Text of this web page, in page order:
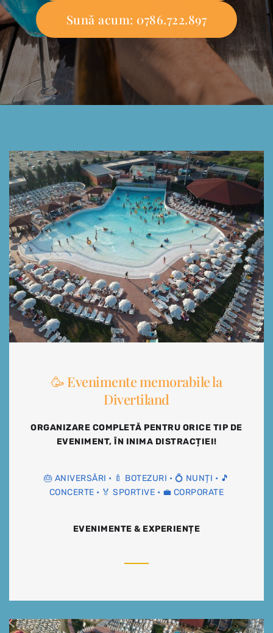
Sună acum: 0786.722.897
🥳 Evenimente memorabile la
Divertiland
ORGANIZARE COMPLETĂ PENTRU ORICE TIP DE
EVENIMENT, ÎN INIMA DISTRACȚIEI!
🎂 ANIVERSĂRI • 🍼 BOTEZURI • 💍 NUNȚI • 🎵
CONCERTE • 🏅 SPORTIVE • 💼 CORPORATE
EVENIMENTE & EXPERIENȚE